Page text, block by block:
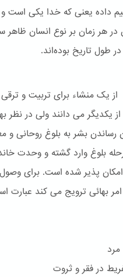
داده یعنی که خدا یکی است
هر زمان بر نوع انسان ظاهر
طول تاریخ بوده‌اند.
از یک منشاء برای تربیت و
یکدیگر می دانند ولی در نظر
بشر به بلوغ روحانی و
بلوغ وارد گشته و وحدت
پذیر شده است. برای
بهائی ترویج می کند عبارت
در فقر و ثروت